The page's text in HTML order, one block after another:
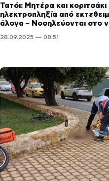
Τατόι: Μητέρα και
ηλεκτροπληξία από
άλογα – Νοσηλεύονται στο
28.09.2025 — 08:51